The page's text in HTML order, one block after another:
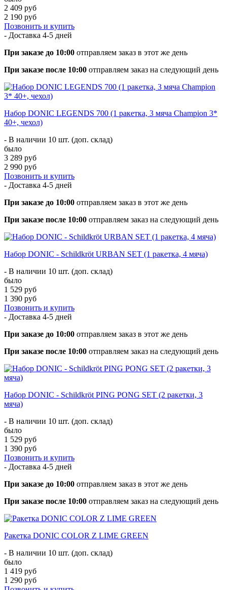
2 409 руб
2 190 руб
Позвонить и купить
- Доставка 4-5 дней
При заказе до 10:00 отправляем заказ в этот же день
При заказе после 10:00 отправляем заказ на следующий день
Набор DONIC LEGENDS 700 (1 ракетка, 3 мяча Champion 3*
40+, чехол)
- В наличии 10 шт. (доп. склад)
было
3 289 руб
2 990 руб
Позвонить и купить
- Доставка 4-5 дней
При заказе до 10:00 отправляем заказ в этот же день
При заказе после 10:00 отправляем заказ на следующий день
Набор DONIC - Schildkröt URBAN SET (1 ракетка, 4 мяча)
- В наличии 10 шт. (доп. склад)
было
1 529 руб
1 390 руб
Позвонить и купить
- Доставка 4-5 дней
При заказе до 10:00 отправляем заказ в этот же день
При заказе после 10:00 отправляем заказ на следующий день
Набор DONIC - Schildkröt PING PONG SET (2 ракетки, 3
мяча)
- В наличии 10 шт. (доп. склад)
было
1 529 руб
1 390 руб
Позвонить и купить
- Доставка 4-5 дней
При заказе до 10:00 отправляем заказ в этот же день
При заказе после 10:00 отправляем заказ на следующий день
Ракетка DONIC COLOR Z LIME GREEN
- В наличии 10 шт. (доп. склад)
было
1 419 руб
1 290 руб